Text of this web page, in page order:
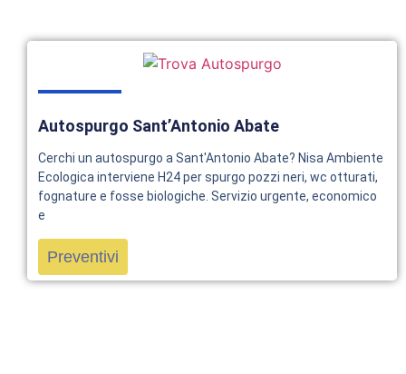
Autospurgo Sant’Antonio Abate
Cerchi un autospurgo a Sant'Antonio Abate? Nisa Ambiente
Ecologica interviene H24 per spurgo pozzi neri, wc otturati,
fognature e fosse biologiche. Servizio urgente, economico
e
Preventivi